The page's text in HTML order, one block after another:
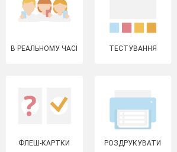
В РЕАЛЬНОМУ ЧАСІ ТЕСТУВАННЯ
ФЛЕШ-КАРТКИ РОЗДРУКУВАТИ